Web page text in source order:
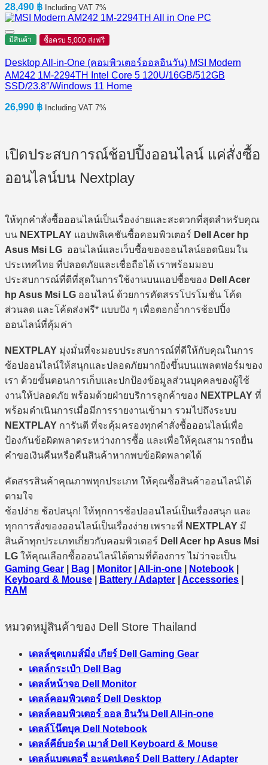
28,490 ฿ Including VAT 7%
มีสินค้า ซื้อครบ 5,000 ส่งฟรี
Desktop All-in-One (คอมพิวเตอร์ออลอินวัน) MSI Modern
AM242 1M-2294TH Intel Core 5 120U/16GB/512GB
SSD/23.8″/Windows 11 Home
26,990 ฿ Including VAT 7%
เปิดประสบการณ์ช้อปปิ้งออนไลน์ แค่สั่งซื้อ
ออนไลน์บน Nextplay
ให้ทุกคำสั่งซื้อออนไลน์เป็นเรื่องง่ายและสะดวกที่สุดสำหรับคุณ
บน NEXTPLAY แอปพลิเคชันซื้อคอมพิวเตอร์ Dell Acer hp
Asus Msi LG ออนไลน์และเว็บซื้อของออนไลน์ยอดนิยมใน
ประเทศไทย ที่ปลอดภัยและเชื่อถือได้ เราพร้อมมอบ
ประสบการณ์ที่ดีที่สุดในการใช้งานบนแอปซื้อของ Dell Acer
hp Asus Msi LG ออนไลน์ ด้วยการคัดสรรโปรโมชั่น โค้ด
ส่วนลด และโค้ดส่งฟรี* แบบปัง ๆ เพื่อตอกย้ำการช้อปปิ้ง
ออนไลน์ที่คุ้มค่า
NEXTPLAY มุ่งมั่นที่จะมอบประสบการณ์ที่ดีให้กับคุณในการ
ช้อปออนไลน์ให้สนุกและปลอดภัยมากยิ่งขึ้นบนแพลตฟอร์มของ
เรา ด้วยขั้นตอนการเก็บและปกป้องข้อมูลส่วนบุคคลของผู้ใช้
งานให้ปลอดภัย พร้อมด้วยฝ่ายบริการลูกค้าของ NEXTPLAY ที่
พร้อมดำเนินการเมื่อมีการรายงานเข้ามา รวมไปถึงระบบ
NEXTPLAY การันตี ที่จะคุ้มครองทุกคำสั่งซื้อออนไลน์เพื่อ
ป้องกันข้อผิดพลาดระหว่างการซื้อ และเพื่อให้คุณสามารถยื่น
คำขอเงินคืนหรือคืนสินค้าหากพบข้อผิดพลาดได้
คัดสรรสินค้าคุณภาพทุกประเภท ให้คุณซื้อสินค้าออนไลน์ได้
ตามใจ
ช้อปง่าย ช้อปสนุก! ให้ทุกการช้อปออนไลน์เป็นเรื่องสนุก และ
ทุกการสั่งของออนไลน์เป็นเรื่องง่าย เพราะที่ NEXTPLAY มี
สินค้าทุกประเภทเกี่ยวกับคอมพิวเตอร์ Dell Acer hp Asus Msi
LG ให้คุณเลือกซื้อออนไลน์ได้ตามที่ต้องการ ไม่ว่าจะเป็น
Gaming Gear
Bag Monitor All-in-one Notebook
Keyboard & Mouse
Battery / Adapter Accessories
RAM
หมวดหมู่สินค้าของ Dell Store Thailand
เดลล์ชุดเกมส์มิ่ง เกียร์ Dell Gaming Gear
เดลล์กระเป๋า Dell Bag
เดลล์หน้าจอ Dell Monitor
เดลล์คอมพิวเตอร์ Dell Desktop
เดลล์คอมพิวเตอร์ ออล อินวัน Dell All-in-one
เดลล์โน๊ตบุค Dell Notebook
เดลล์คีย์บอร์ด เมาส์ Dell Keyboard & Mouse
เดลล์แบตเตอรี่ อะแดปเตอร์ Dell Battery / Adapter